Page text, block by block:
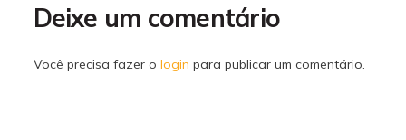
Deixe um comentário
Você precisa fazer o login para publicar um comentário.